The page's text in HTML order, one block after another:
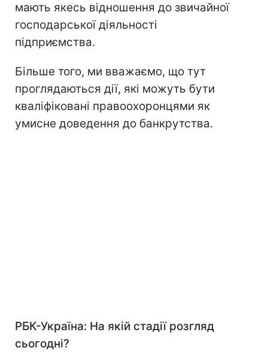
мають якесь відношення до звичайної
господарської діяльності
підприємства.
Більше того, ми вважаємо, що тут
проглядаються дії, які можуть бути
кваліфіковані правоохоронцями як
умисне доведення до банкрутства.
РБК-Україна: На якій стадії розгляд
сьогодні?